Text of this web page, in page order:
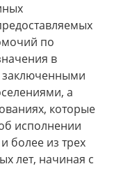
по
в
заключенными
а
которые
исполнении
более из трех
лет, начиная с